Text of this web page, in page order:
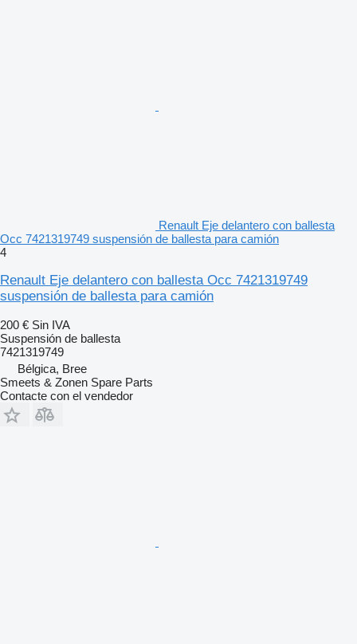
Renault Eje delantero con ballesta
Occ 7421319749 suspensión de ballesta para camión
4
Renault Eje delantero con ballesta Occ 7421319749
suspensión de ballesta para camión
200 € Sin IVA
Suspensión de ballesta
7421319749
Bélgica, Bree
Smeets & Zonen Spare Parts
Contacte con el vendedor